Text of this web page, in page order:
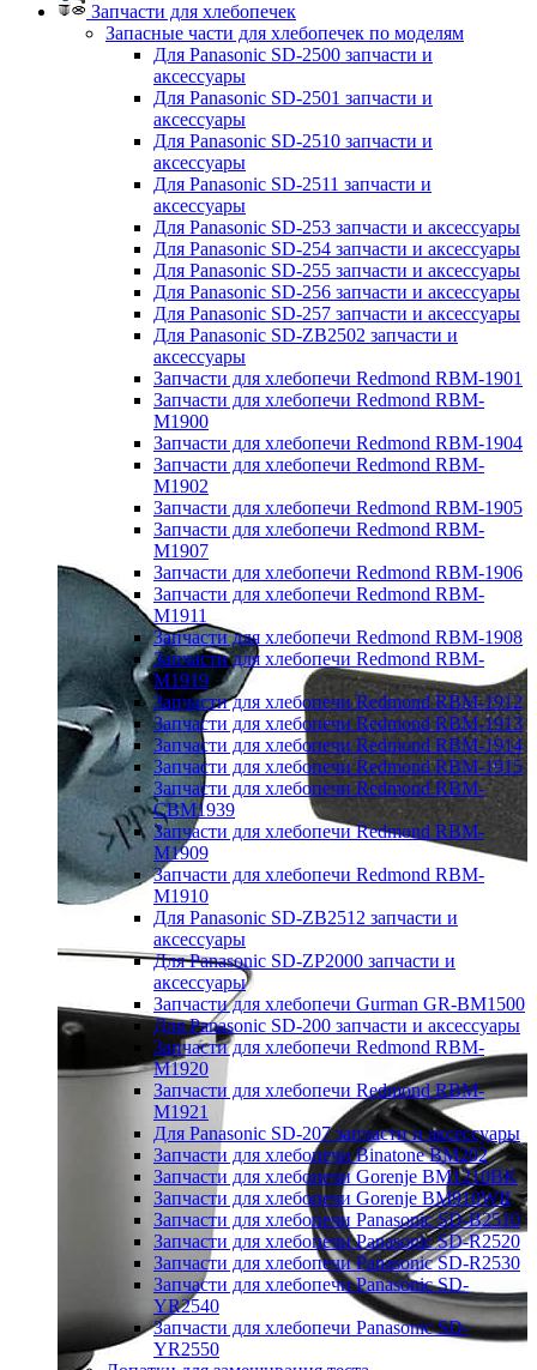
Запчасти для хлебопечек
Запасные части для хлебопечек по моделям
Для Panasonic SD-2500 запчасти и
аксессуары
Для Panasonic SD-2501 запчасти и
аксессуары
Для Panasonic SD-2510 запчасти и
аксессуары
Для Panasonic SD-2511 запчасти и
аксессуары
Для Panasonic SD-253 запчасти и аксессуары
Для Panasonic SD-254 запчасти и аксессуары
Для Panasonic SD-255 запчасти и аксессуары
Для Panasonic SD-256 запчасти и аксессуары
Для Panasonic SD-257 запчасти и аксессуары
Для Panasonic SD-ZB2502 запчасти и
аксессуары
Запчасти для хлебопечи Redmond RBM-1901
Запчасти для хлебопечи Redmond RBM-
M1900
Запчасти для хлебопечи Redmond RBM-1904
Запчасти для хлебопечи Redmond RBM-
M1902
Запчасти для хлебопечи Redmond RBM-1905
Запчасти для хлебопечи Redmond RBM-
M1907
Запчасти для хлебопечи Redmond RBM-1906
Запчасти для хлебопечи Redmond RBM-
M1911
Запчасти для хлебопечи Redmond RBM-1908
Запчасти для хлебопечи Redmond RBM-
M1919
Запчасти для хлебопечи Redmond RBM-1912
Запчасти для хлебопечи Redmond RBM-1913
Запчасти для хлебопечи Redmond RBM-1914
Запчасти для хлебопечи Redmond RBM-1915
Запчасти для хлебопечи Redmond RBM-
CBM1939
Запчасти для хлебопечи Redmond RBM-
M1909
Запчасти для хлебопечи Redmond RBM-
M1910
Для Panasonic SD-ZB2512 запчасти и
аксессуары
Для Panasonic SD-ZP2000 запчасти и
аксессуары
Запчасти для хлебопечи Gurman GR-BM1500
Для Panasonic SD-200 запчасти и аксессуары
Запчасти для хлебопечи Redmond RBM-
M1920
Запчасти для хлебопечи Redmond RBM-
M1921
Для Panasonic SD-207 запчасти и аксессуары
Запчасти для хлебопечи Binatone BM202
Запчасти для хлебопечи Gorenje BM1210BK
Запчасти для хлебопечи Gorenje BM910WII
Запчасти для хлебопечи Panasonic SD-B2510
Запчасти для хлебопечи Panasonic SD-R2520
Запчасти для хлебопечи Panasonic SD-R2530
Запчасти для хлебопечи Panasonic SD-
YR2540
Запчасти для хлебопечи Panasonic SD-
YR2550